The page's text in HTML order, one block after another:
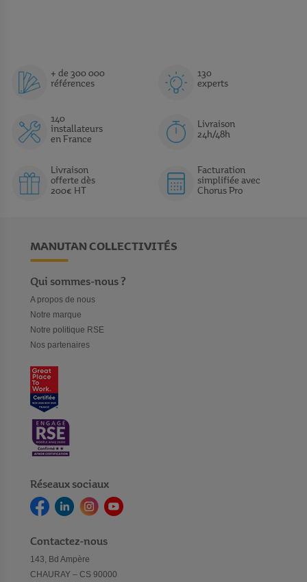
+ de 300 000
références
130
experts
140
installateurs
en France
Livraison
24h/48h
Livraison
offerte dès
200€ HT
Facturation
simplifiée avec
Chorus Pro
MANUTAN COLLECTIVITÉS
Qui sommes-nous ?
A propos de nous
Notre marque
Notre politique RSE
Nos partenaires
Réseaux sociaux
Contactez-nous
143, Bd Ampère
CHAURAY – CS 90000